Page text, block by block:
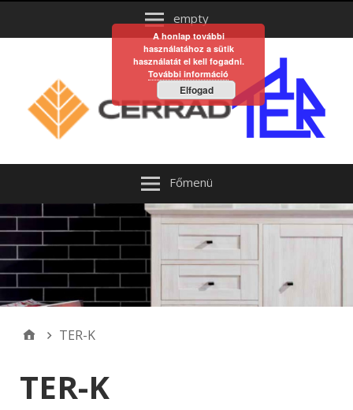
empty
Főmenü
TER-K
TER-K
A honlap további
használatához a sütik
használatát el kell fogadni.
További információ
Elfogad